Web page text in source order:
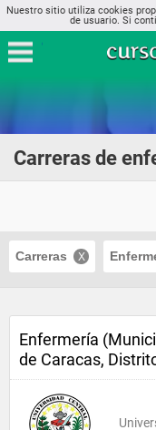
Nuestro sitio utiliza cookies
de usuario. Si
Carreras de
Carreras
Enfermería
de Caracas,